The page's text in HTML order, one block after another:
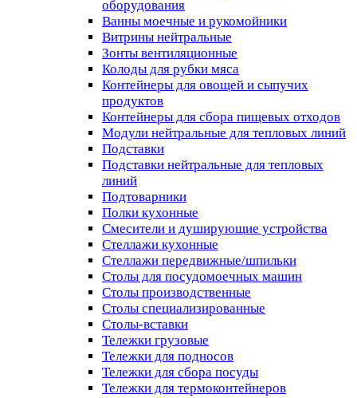
оборудования
Ванны моечные и рукомойники
Витрины нейтральные
Зонты вентиляционные
Колоды для рубки мяса
Контейнеры для овощей и сыпучих
продуктов
Контейнеры для сбора пищевых отходов
Модули нейтральные для тепловых линий
Подставки
Подставки нейтральные для тепловых
линий
Подтоварники
Полки кухонные
Смесители и душирующие устройства
Стеллажи кухонные
Стеллажи передвижные/шпильки
Столы для посудомоечных машин
Столы производственные
Столы специализированные
Столы-вставки
Тележки грузовые
Тележки для подносов
Тележки для сбора посуды
Тележки для термоконтейнеров